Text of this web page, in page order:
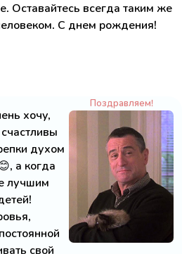
Оставайтесь всегда таким же
С днем рождения!
Поздравляем!
хочу,
духом
а когда
лучшим
свой